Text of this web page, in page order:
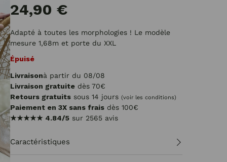
24,90 €
Adapté à toutes les morphologies ! Le modèle
mesure 1,68m et porte du XXL
Épuisé
Livraisonà partir du 08/08
Livraison gratuite dès 70€
Retours gratuits sous 14 jours (voir les conditions)
Paiement en 3X sans frais dès 100€
★★★★★ 4.84/5 sur 2565 avis
Caractéristiques